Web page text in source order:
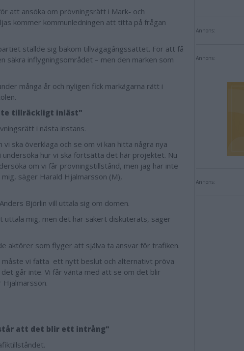
att ansöka om prövningsrätt i Mark- och
kommer kommunledningen att titta på frågan
ställde sig bakom tillvägagångssättet. För att få
säkra inflygningsområdet – men den marken som
många år och nyligen fick markägarna rätt i
tillräckligt inläst"
i nästa instans.
ska överklaga och se om vi kan hitta några nya
hur vi ska fortsätta det här projektet. Nu
om vi får prövningstillstånd, men jag har inte
säger Harald Hjalmarsson (M),
Björlin vill uttala sig om domen.
uttala mig, men det har säkert diskuterats, säger
aktörer som flyger att själva ta ansvar för trafiken.
måste vi fatta ett nytt beslut och alternativt pröva
det går inte. Vi får vänta med att se om det blir
att det blir ett intrång"
Annons:
Annons:
Annons: